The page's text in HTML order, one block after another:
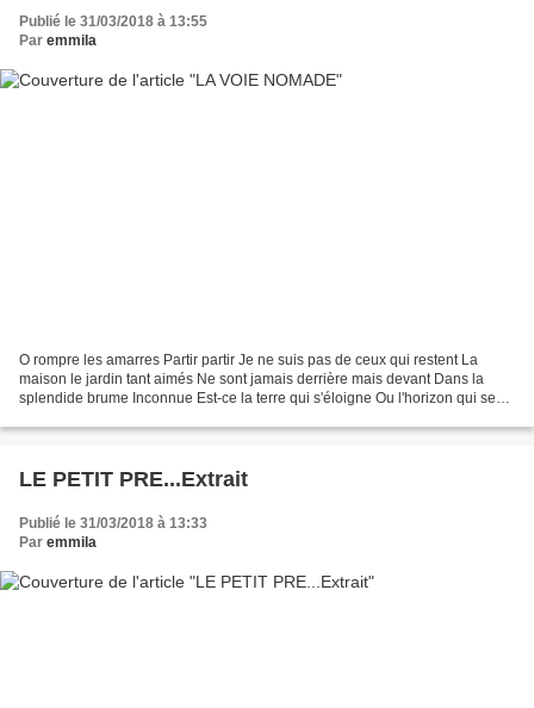
Publié le 31/03/2018 à 13:55
Par emmila
O rompre les amarres Partir partir Je ne suis pas de ceux qui restent La
maison le jardin tant aimés Ne sont jamais derrière mais devant Dans la
splendide brume Inconnue Est-ce la terre qui s'éloigne Ou l'horizon qui se
LE PETIT PRE...Extrait
Publié le 31/03/2018 à 13:33
Par emmila